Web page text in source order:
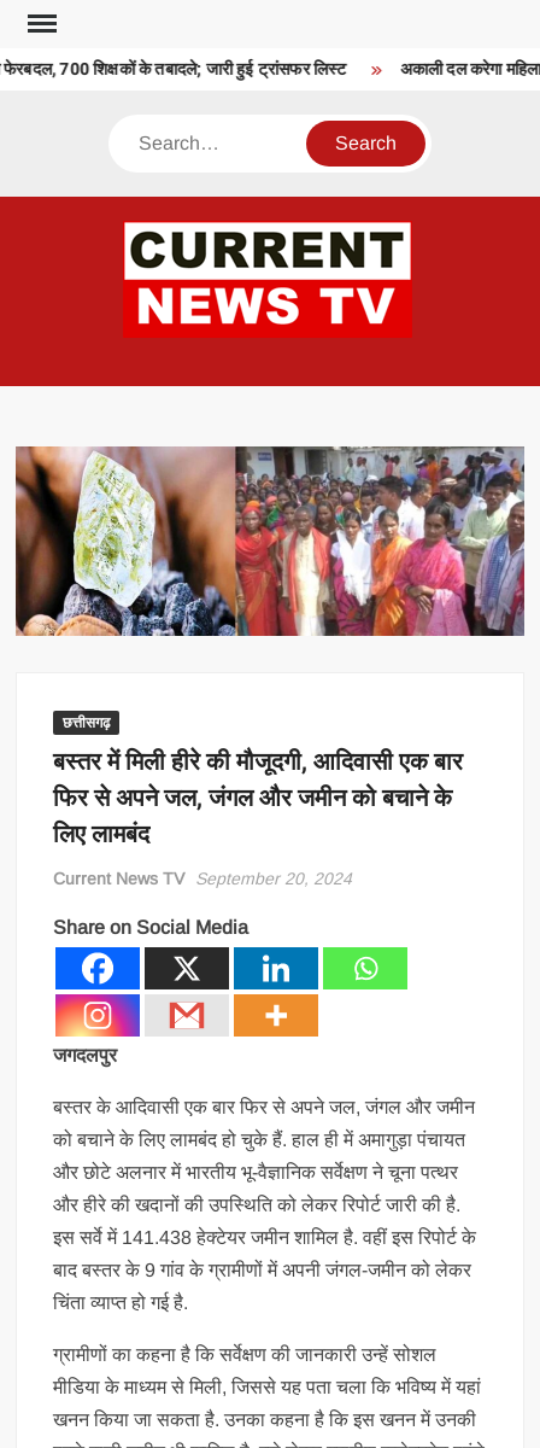
Skip
content700 शिक्षकों के तबादले; जारी हुई ट्रांसफर लिस्ट अकाली दल करेगा
Search
छत्तीसगढ़
बस्तर में मिली हीरे की मौजूदगी, आदिवासी एक बार
फिर से अपने जल, जंगल और जमीन को बचाने के
लिए लामबंद
Current News TV September 20, 2024
Share on Social Media
जगदलपुर
बस्तर के आदिवासी एक बार फिर से अपने जल, जंगल और जमीन
को बचाने के लिए लामबंद हो चुके हैं. हाल ही में अमागुड़ा पंचायत
और छोटे अलनार में भारतीय भू-वैज्ञानिक सर्वेक्षण ने चूना पत्थर
और हीरे की खदानों की उपस्थिति को लेकर रिपोर्ट जारी की है.
इस सर्वे में 141.438 हेक्टेयर जमीन शामिल है. वहीं इस रिपोर्ट के
बाद बस्तर के 9 गांव के ग्रामीणों में अपनी जंगल-जमीन को लेकर
चिंता व्याप्त हो गई है.
ग्रामीणों का कहना है कि सर्वेक्षण की जानकारी उन्हें सोशल
मीडिया के माध्यम से मिली, जिससे यह पता चला कि भविष्य में यहां
खनन किया जा सकता है. उनका कहना है कि इस खनन में उनकी